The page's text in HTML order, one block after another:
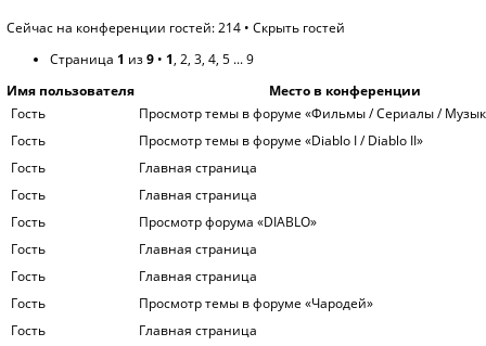
Сейчас на конференции гостей: 214 • Скрыть гостей
Страница 1 из9 • 1, 2, 3, 4, 5 ...9
Имя пользователя
Место в конференции
Гость
Просмотр темы в форуме «Фильмы / Сериалы /
Гость
Просмотр темы в форуме «Diablo I / Diablo II»
Гость
Главная страница
Гость
Главная страница
Гость
Просмотр форума «DIABLO»
Гость
Главная страница
Гость
Главная страница
Гость
Просмотр темы в форуме «Чародей»
Гость
Главная страница